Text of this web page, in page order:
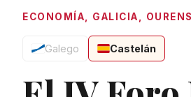
ECONOMÍA GALICIA
Galego Castelán